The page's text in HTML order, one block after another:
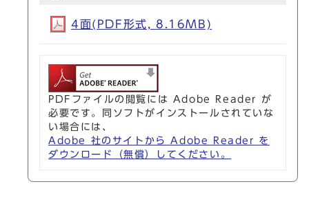
4面(PDF形式, 8.16MB)
PDFファイルの閲覧には Adobe Reader が
必要です。同ソフトがインストールされていな
い場合には、
Adobe 社のサイトから Adobe Reader を
ダウンロード（無償）してください。